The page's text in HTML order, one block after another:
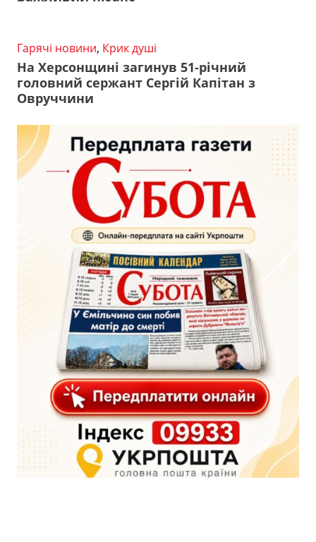
Гарячі новини, Крик душі
На Херсонщині загинув 51-річний
головний сержант Сергій Капітан з
Овруччини